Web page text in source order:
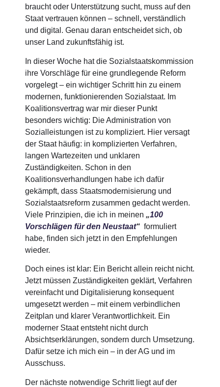
braucht oder Unterstützung sucht, muss auf den
Staat vertrauen können – schnell, verständlich
und digital. Genau daran entscheidet sich, ob
unser Land zukunftsfähig ist.
In dieser Woche hat die Sozialstaatskommission
ihre Vorschläge für eine grundlegende Reform
vorgelegt – ein wichtiger Schritt hin zu einem
modernen, funktionierenden Sozialstaat. Im
Koalitionsvertrag war mir dieser Punkt
besonders wichtig: Die Administration von
Sozialleistungen ist zu kompliziert. Hier versagt
der Staat häufig: in komplizierten Verfahren,
langen Wartezeiten und unklaren
Zuständigkeiten. Schon in den
Koalitionsverhandlungen habe ich dafür
gekämpft, dass Staatsmodernisierung und
Sozialstaatsreform zusammen gedacht werden.
Viele Prinzipien, die ich in meinen„100
Vorschlägen für den Neustaat“ formuliert
habe, finden sich jetzt in den Empfehlungen
wieder.
Doch eines ist klar: Ein Bericht allein reicht nicht.
Jetzt müssen Zuständigkeiten geklärt, Verfahren
vereinfacht und Digitalisierung konsequent
umgesetzt werden – mit einem verbindlichen
Zeitplan und klarer Verantwortlichkeit. Ein
moderner Staat entsteht nicht durch
Absichtserklärungen, sondern durch Umsetzung.
Dafür setze ich mich ein – in der AG und im
Ausschuss.
Der nächste notwendige Schritt liegt auf der